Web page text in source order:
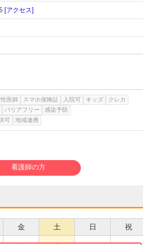
[アクセス]
医師 スマホ保険証 入院可 キッズ
クレカ
バリアフリー
感染予防
可 地域連携
看護師の方
金 土 日 祝